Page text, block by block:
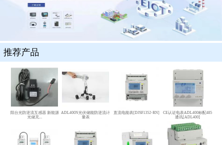
推荐产品
阳台光防逆流互感器 新能源
光储充...
ADL400N光伏储能防逆流计
量表
直流电能表[DJSF1352-RN]
CE认证电表ADL400标配485
通讯[ADL400]